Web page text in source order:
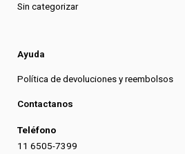
Sin categorizar
Ayuda
Política de devoluciones y reembolsos
Contactanos
Teléfono
11 6505-7399